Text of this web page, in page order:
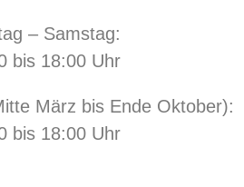
– Samstag:
bis 18:00 Uhr
März bis Ende Oktober):
bis 18:00 Uhr